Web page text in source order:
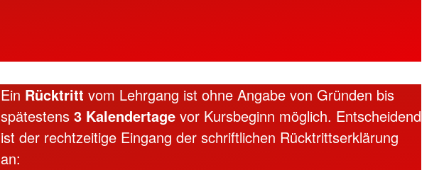
Ein Rücktritt vom Lehrgang ist ohne Angabe von Gründen bis
spätestens 3 Kalendertagevor Kursbeginn möglich. Entscheidend
ist der rechtzeitige Eingang der schriftlichen Rücktrittserklärung
an: